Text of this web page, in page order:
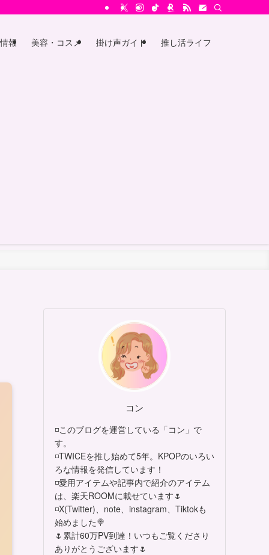
報 美容・コスメ 掛け声ガイド 推し活ライフ
コン
◽このブログを運営している「コン」で
す。
◽TWICEを推し始めて5年。KPOPのいろい
ろな情報を発信しています！
◽愛用アイテムや記事内で紹介のアイテム
は、楽天ROOMに載せています🌷
◽X(Twitter)、note、instagram、Tiktokも
始めました🍭
🌷累計60万PV到達！いつもご覧くださり
ありがとうございます🌷